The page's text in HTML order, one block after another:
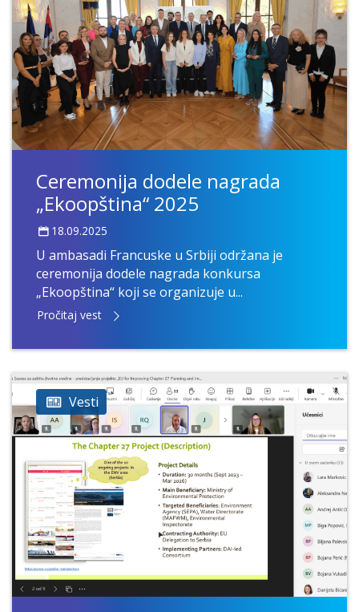
Ceremonija dodele nagrada
„Ekoopština“ 2025
18.09.2025
U ambasadi Francuske u Srbiji održana je
ceremonija dodele nagrada konkursa
„Ekoopština“ koji se organizuje u...
Pročitaj vest
Vesti